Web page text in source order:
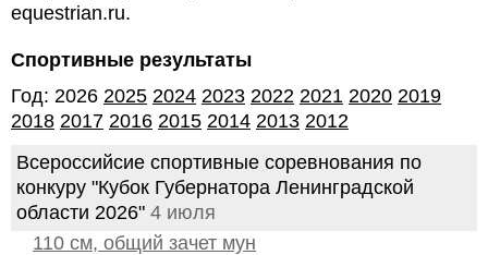
equestrian.ru.
Спортивные результаты
Год: 2026 2025 2024 2023 2022 2021 2020 2019
2018 2017 2016 2015 2014 2013 2012
Всероссийсие спортивные соревнования по
конкуру "Кубок Губернатора Ленинградской
области 2026" 4 июля
110 см, общий зачет мун